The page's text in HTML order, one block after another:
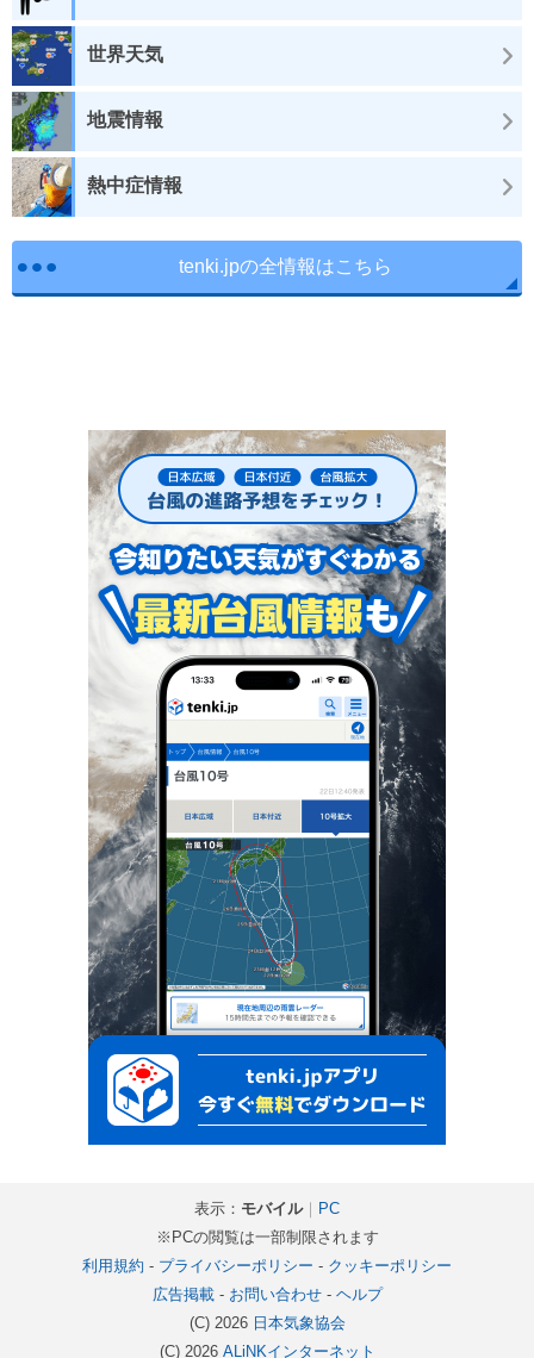
世界天気
地震情報
熱中症情報
tenki.jpの全情報はこちら
表示： モバイル｜
PC
※PCの閲覧は一部制限されます
利用規約 - プライバシーポリシー - クッキーポリシー
広告掲載- お問い合わせ- ヘルプ
(C) 2026 日本気象協会
(C) 2026 ALiNKインターネット